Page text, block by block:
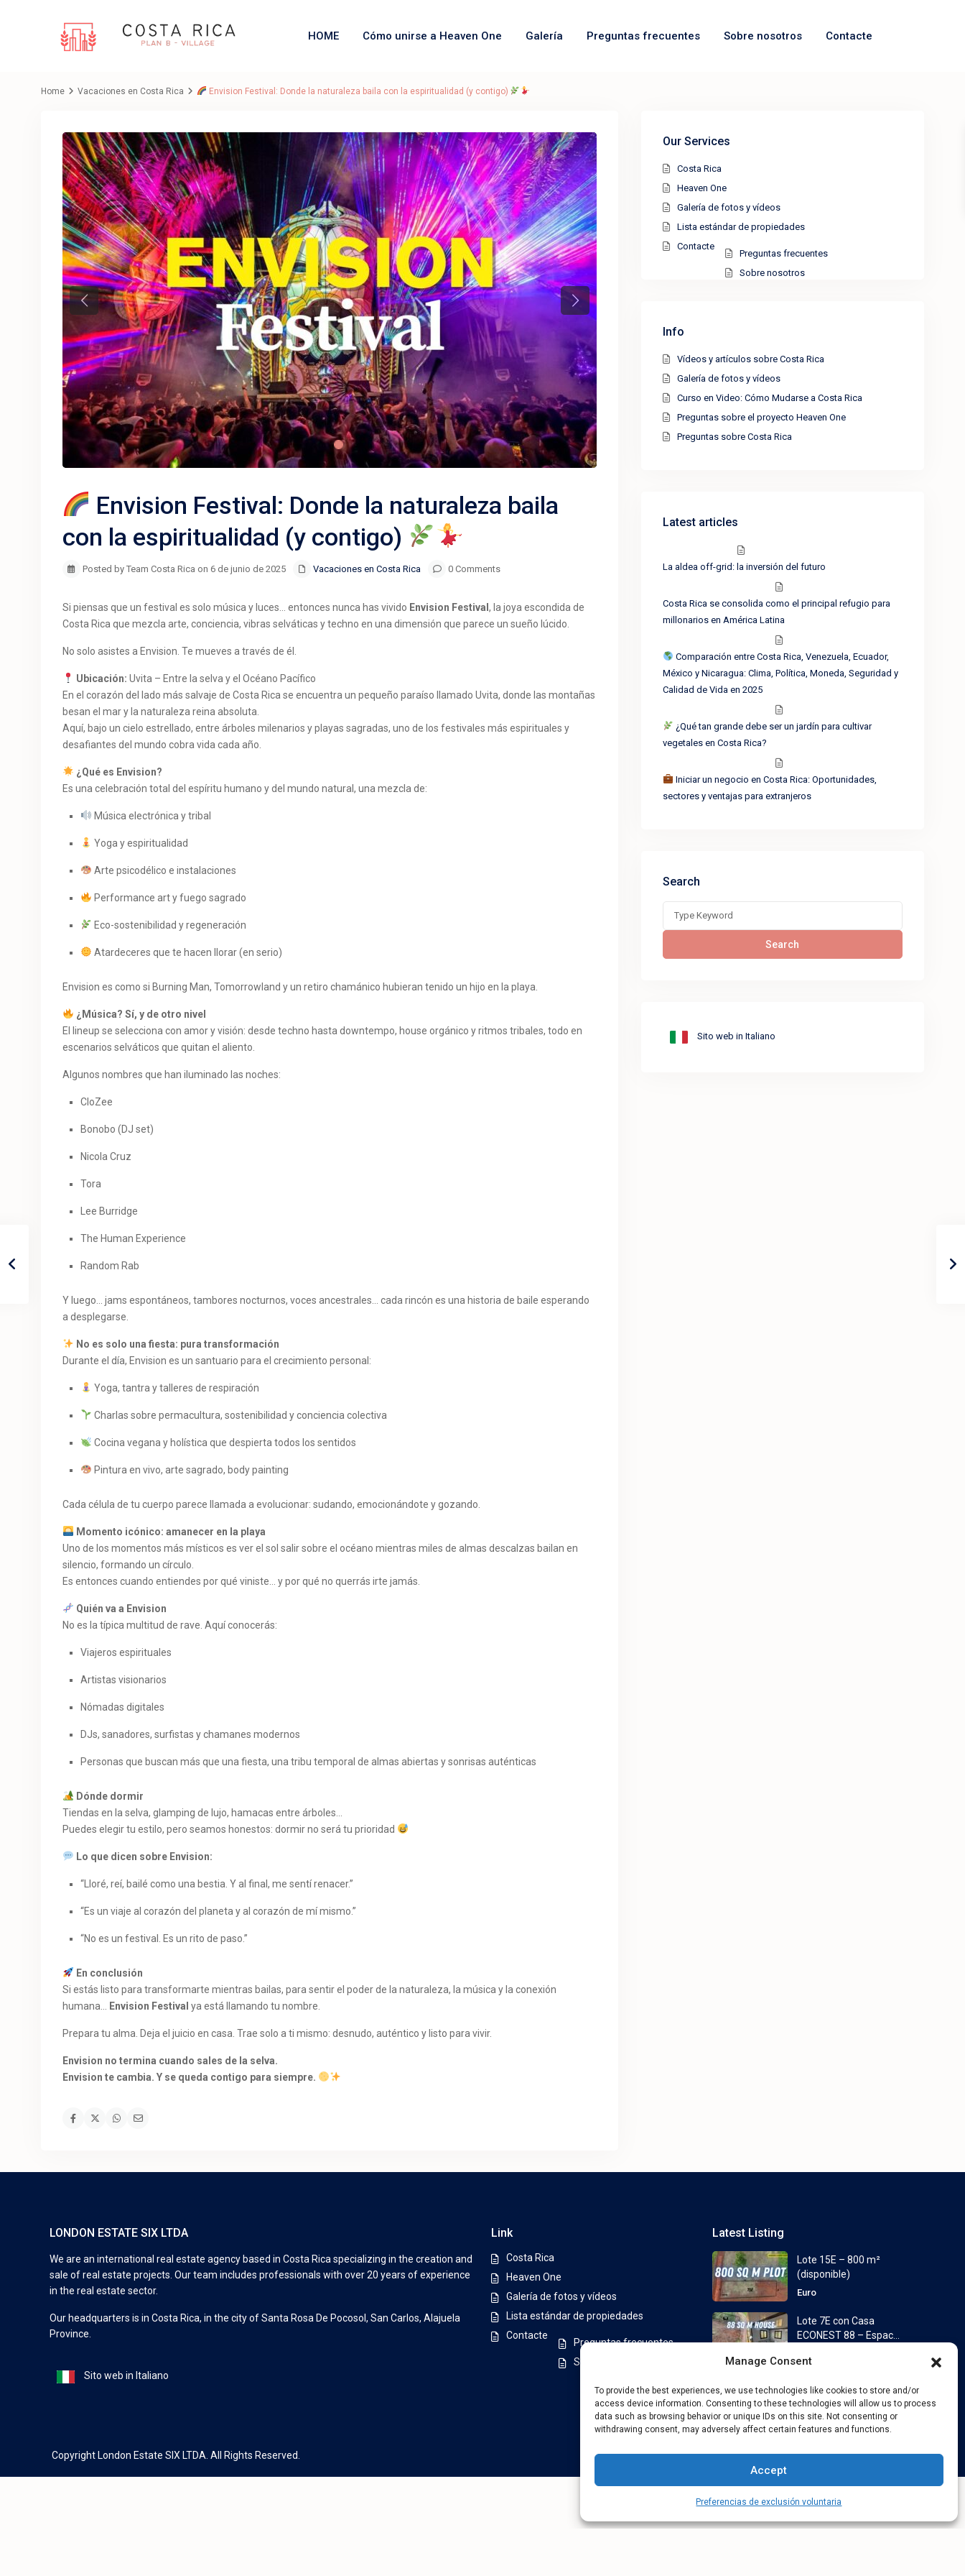
Manage Consent
To provide the best experiences, we use technologies like cookies to store and/or
access device information. Consenting to these technologies will allow us to process
data such as browsing behavior or unique IDs on this site. Not consenting or
withdrawing consent, may adversely affect certain features and functions.
Accept
Preferencias de exclusión voluntaria
HOME Cómo unirse a Heaven One Galería Preguntas frecuentes Sobre nosotros Contacte
Home Vacaciones en Costa Rica Envision Festival: Donde la naturaleza baila con la espiritualidad (y contigo)
Previous Next
Envision Festival: Donde la naturaleza baila
con la espiritualidad (y contigo)
Posted by Team Costa Rica on 6 de junio de 2025 Vacaciones en Costa Rica 0 Comments
Si piensas que un festival es solo música y luces… entonces nunca has vivido Envision Festival , la joya escondida de
Costa Rica que mezcla arte, conciencia, vibras selváticas y techno en una dimensión que parece un sueño lúcido.
No solo asistes a Envision. Te mueves a través de él.
Ubicación: Uvita – Entre la selva y el Océano Pacífico
En el corazón del lado más salvaje de Costa Rica se encuentra un pequeño paraíso llamado Uvita, donde las montañas
besan el mar y la naturaleza reina absoluta.
Aquí, bajo un cielo estrellado, entre árboles milenarios y playas sagradas, uno de los festivales más espirituales y
desafiantes del mundo cobra vida cada año.
¿Qué es Envision?
Es una celebración total del espíritu humano y del mundo natural, una mezcla de:
Música electrónica y tribal
Yoga y espiritualidad
Arte psicodélico e instalaciones
Performance art y fuego sagrado
Eco-sostenibilidad y regeneración
Atardeceres que te hacen llorar (en serio)
Envision es como si Burning Man, Tomorrowland y un retiro chamánico hubieran tenido un hijo en la playa.
¿Música? Sí, y de otro nivel
El lineup se selecciona con amor y visión: desde techno hasta downtempo, house orgánico y ritmos tribales, todo en
escenarios selváticos que quitan el aliento.
Algunos nombres que han iluminado las noches:
CloZee
Bonobo (DJ set)
Nicola Cruz
Tora
Lee Burridge
The Human Experience
Random Rab
Y luego… jams espontáneos, tambores nocturnos, voces ancestrales… cada rincón es una historia de baile esperando
a desplegarse.
No es solo una fiesta: pura transformación
Durante el día, Envision es un santuario para el crecimiento personal:
Yoga, tantra y talleres de respiración
Charlas sobre permacultura, sostenibilidad y conciencia colectiva
Cocina vegana y holística que despierta todos los sentidos
Pintura en vivo, arte sagrado, body painting
Cada célula de tu cuerpo parece llamada a evolucionar: sudando, emocionándote y gozando.
Momento icónico: amanecer en la playa
Uno de los momentos más místicos es ver el sol salir sobre el océano mientras miles de almas descalzas bailan en
silencio, formando un círculo.
Es entonces cuando entiendes por qué viniste… y por qué no querrás irte jamás.
Quién va a Envision
No es la típica multitud de rave. Aquí conocerás:
Viajeros espirituales
Artistas visionarios
Nómadas digitales
DJs, sanadores, surfistas y chamanes modernos
Personas que buscan más que una fiesta, una tribu temporal de almas abiertas y sonrisas auténticas
Dónde dormir
Tiendas en la selva, glamping de lujo, hamacas entre árboles…
Puedes elegir tu estilo, pero seamos honestos: dormir no será tu prioridad
Lo que dicen sobre Envision:
“Lloré, reí, bailé como una bestia. Y al final, me sentí renacer.”
“Es un viaje al corazón del planeta y al corazón de mí mismo.”
“No es un festival. Es un rito de paso.”
En conclusión
Si estás listo para transformarte mientras bailas, para sentir el poder de la naturaleza, la música y la conexión
humana…
Envision Festival ya está llamando tu nombre.
Prepara tu alma. Deja el juicio en casa. Trae solo a ti mismo: desnudo, auténtico y listo para vivir.
Envision no termina cuando sales de la selva.
Envision te cambia. Y se queda contigo para siempre.
Our Services
Costa Rica
Heaven One
Galería de fotos y vídeos
Lista estándar de propiedades
Contacte
Preguntas frecuentes
Sobre nosotros
Info
Vídeos y artículos sobre Costa Rica
Galería de fotos y vídeos
Curso en Video: Cómo Mudarse a Costa Rica
Preguntas sobre el proyecto Heaven One
Preguntas sobre Costa Rica
Latest articles
La aldea off-grid: la inversión del futuro
Costa Rica se consolida como el principal refugio para
millonarios en América Latina
Comparación entre Costa Rica, Venezuela, Ecuador,
México y Nicaragua: Clima, Política, Moneda, Seguridad y
Calidad de Vida en 2025
¿Qué tan grande debe ser un jardín para cultivar
vegetales en Costa Rica?
Iniciar un negocio en Costa Rica: Oportunidades,
sectores y ventajas para extranjeros
Search
Search
Sito web in Italiano
LONDON ESTATE SIX LTDA
We are an international real estate agency based in Costa Rica specializing in the creation and
sale of real estate projects. Our team includes professionals with over 20 years of experience
in the real estate sector.
Our headquarters is in Costa Rica, in the city of Santa Rosa De Pocosol, San Carlos, Alajuela
Province.
Sito web in Italiano
Link
Costa Rica
Heaven One
Galería de fotos y vídeos
Lista estándar de propiedades
Contacte
Preguntas frecuentes
Sobre nosotros
Latest Listing
Lote 15E – 800 m²
(disponible)
Euro
Lote 7E con Casa
ECONEST 88 – Espac...
Copyright London Estate SIX LTDA. All Rights Reserved. política de privacidadTérminos y CondicionesTérminos y condiciones